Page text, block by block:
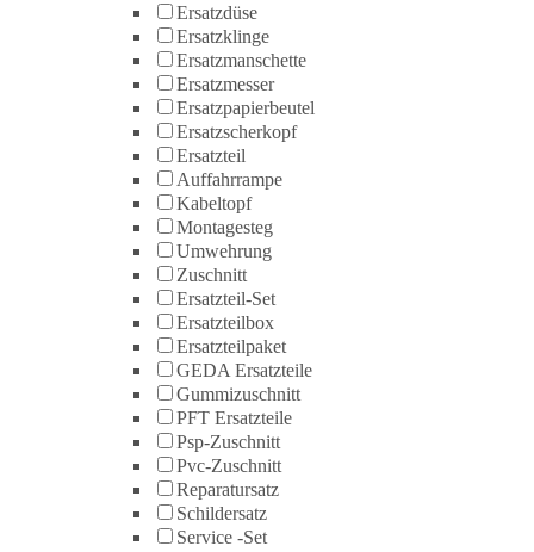
Ersatzdüse
Ersatzklinge
Ersatzmanschette
Ersatzmesser
Ersatzpapierbeutel
Ersatzscherkopf
Ersatzteil
Auffahrrampe
Kabeltopf
Montagesteg
Umwehrung
Zuschnitt
Ersatzteil-Set
Ersatzteilbox
Ersatzteilpaket
GEDA Ersatzteile
Gummizuschnitt
PFT Ersatzteile
Psp-Zuschnitt
Pvc-Zuschnitt
Reparatursatz
Schildersatz
Service -Set